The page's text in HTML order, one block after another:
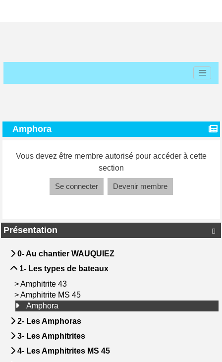

Présentation
0- Au chantier WAUQUIEZ
1- Les types de bateaux
>Amphitrite 43
>Amphitrite MS 45
Amphora
2- Les Amphoras
3- Les Amphitrites
4- Les Amphitrites MS 45
Amphora
Vous devez être membre autorisé pour accéder à cette
section
Se connecter Devenir membre